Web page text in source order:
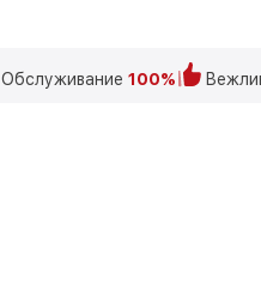
Обслуживание 100%